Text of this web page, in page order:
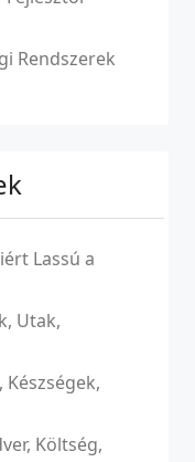
Rendszerek
Lassú a
Utak,
Költség,